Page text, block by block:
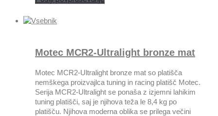
Motec MCR2-Ultralight bronze mat
Motec MCR2-Ultralight bronze mat so platišča
nemškega proizvajlca tuning in racing platišč Motec.
Serija MCR2-Ultralight se ponaša z izjemni lahikim
tuning platišči, saj je njihova teža le 8,4 kg po
platišču. Njihova moderna oblika se prilega večini